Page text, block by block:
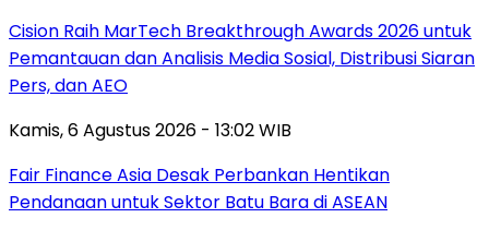
Cision Raih MarTech Breakthrough Awards 2026 untuk
Pemantauan dan Analisis Media Sosial, Distribusi Siaran
Pers, dan AEO
Kamis, 6 Agustus 2026 - 13:02 WIB
Fair Finance Asia Desak Perbankan Hentikan
Pendanaan untuk Sektor Batu Bara di ASEAN